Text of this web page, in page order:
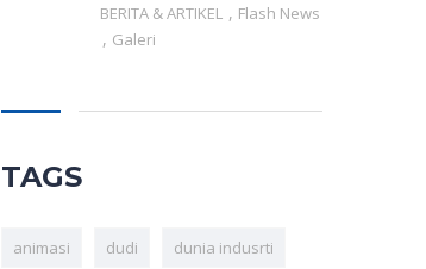
BERITA & ARTIKEL , Flash News
, Galeri
TAGS
animasi dudi dunia indusrti